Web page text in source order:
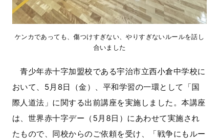
ケンカであっても、傷つけすぎない、やりすぎないルールを話し
合いました
青少年赤十字加盟校である宇治市立西小倉中学校に
おいて、5月8日（金）、平和学習の一環として「国
際人道法」に関する出前講座を実施しました。本講座
は、世界赤十字デー（5月8日）にあわせて実施され
たもので、同校からのご依頼を受け、「戦争にもルー